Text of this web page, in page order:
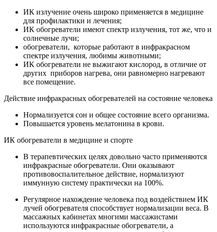
ИК излучение очень широко применяется в медицине
для профилактики и лечения;
ИК обогреватели имеют спектр излучения, тот же, что и
солнечные лучи;
обогреватели, которые работают в инфракрасном
спектре излучения, любимы животными;
ИК обогреватели не выжигают кислород, в отличие от
других приборов нагрева, они равномерно нагревают
все помещение.
Действие инфракрасных обогревателей на состояние человека
Нормализуется сон и общее состояние всего организма.
Повышается уровень мелатонина в крови.
ИК обогреватели в медицине и спорте
В терапевтических целях довольно часто применяются
инфракрасные обогреватели. Они оказывают
противовоспалительное действие, нормализуют
иммунную систему практически на 100%.
Регулярное нахождение человека под воздействием ИК
лучей обогревателя способствует нормализации веса. В
массажных кабинетах многими массажистами
используются инфракрасные обогреватели, а